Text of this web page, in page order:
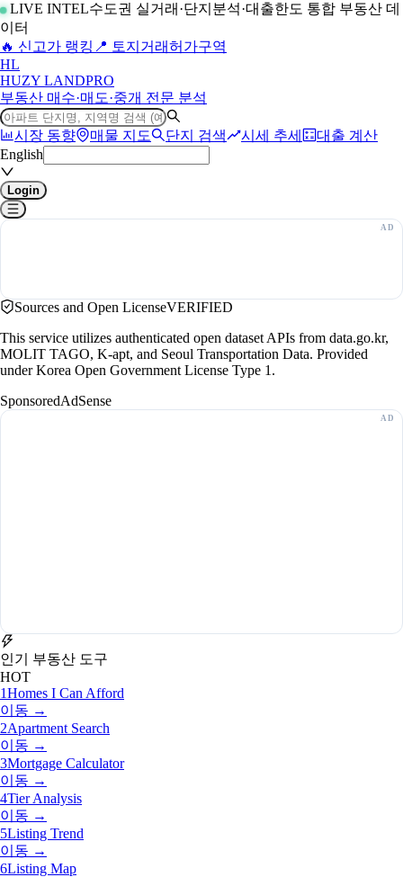
LIVE INTEL수도권 실거래·단지분석·대출한도 통합 부동산 데
이터
🔥 신고가 랭킹 📍 토지거래허가구역
HL
HUZY LANDPRO
부동산 매수·매도·중개 전문 분석
시장 동향 매물 지도 단지 검색 시세 추세
대출 계산
English
Login
Sources and Open LicenseVERIFIED
This service utilizes authenticated open dataset APIs from data.go.kr,
MOLIT TAGO, K-apt, and Seoul Transportation Data. Provided
under Korea Open Government License Type 1.
SponsoredAdSense
인기 부동산 도구
HOT
1Homes I Can Afford
이동 →
2Apartment Search
이동 →
3Mortgage Calculator
이동 →
4Tier Analysis
이동 →
5Listing Trend
이동 →
6Listing Map